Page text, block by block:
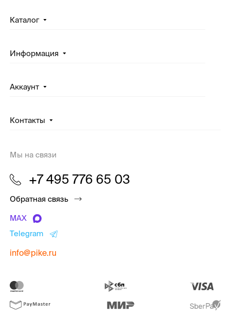
Каталог
Информация
Аккаунт
Контакты
Мы на связи
+7 495 776 65 03
Обратная связь
MAX
Telegram
info@pike.ru